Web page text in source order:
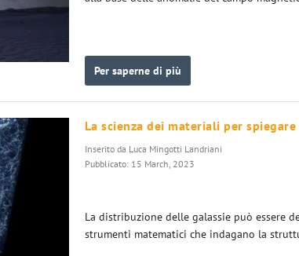
Per saperne di più
La scienza dei materiali per spiegare
Inserito da Luca Mingotti Landriani
Pubblicato: 15 March, 2023
La distribuzione delle galassie può essere
strumenti matematici che indagano la